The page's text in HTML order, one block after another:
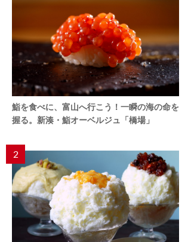
鮨を食べに、富山へ行こう！一瞬の海の命を
握る。新湊・鮨オーベルジュ「橋場」
2